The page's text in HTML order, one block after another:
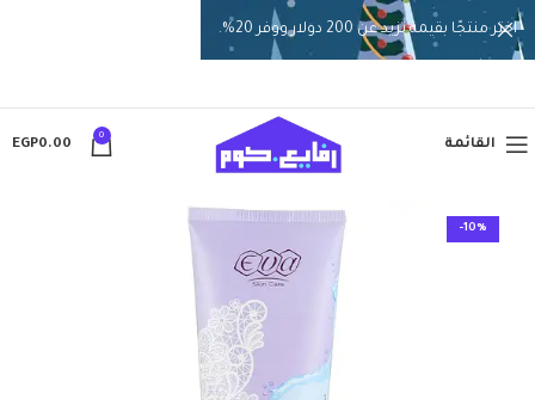
القائمة
0
EGP0.00
-10%
اختر منتجًا بقيمة تزيد عن 200 دولار ووفر 20%.